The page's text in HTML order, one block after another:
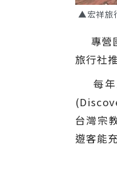
▲宏祥旅
專營
旅行社
每年
台灣宗
遊客能